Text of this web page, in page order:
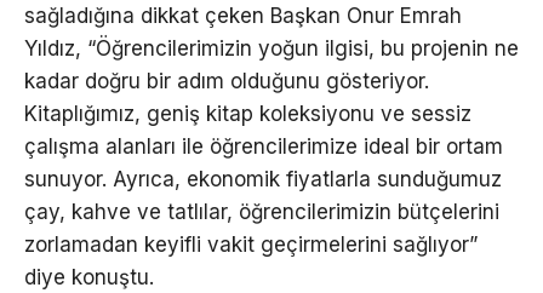
sağladığına dikkat çeken Başkan Onur Emrah
Yıldız, “Öğrencilerimizin yoğun ilgisi, bu projenin ne
kadar doğru bir adım olduğunu gösteriyor.
Kitaplığımız, geniş kitap koleksiyonu ve sessiz
çalışma alanları ile öğrencilerimize ideal bir ortam
sunuyor. Ayrıca, ekonomik fiyatlarla sunduğumuz
çay, kahve ve tatlılar, öğrencilerimizin bütçelerini
zorlamadan keyifli vakit geçirmelerini sağlıyor”
diye konuştu.